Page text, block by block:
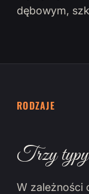
dębowym,
RODZAJE
Trzy typy
W zależności